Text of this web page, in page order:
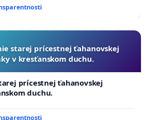
starej prícestnej ťahanovskej
v kresťanskom duchu.
prícestnej ťahanovskej
duchu.